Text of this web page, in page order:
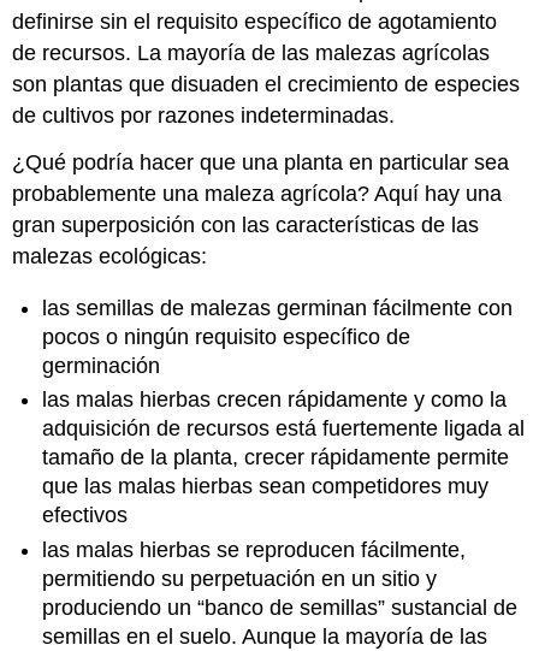
definirse sin el requisito específico de agotamiento
de recursos. La mayoría de las malezas agrícolas
son plantas que disuaden el crecimiento de especies
de cultivos por razones indeterminadas.
¿Qué podría hacer que una planta en particular sea
probablemente una maleza agrícola? Aquí hay una
gran superposición con las características de las
malezas ecológicas:
las semillas de malezas germinan fácilmente con
pocos o ningún requisito específico de
germinación
las malas hierbas crecen rápidamente y como la
adquisición de recursos está fuertemente ligada al
tamaño de la planta, crecer rápidamente permite
que las malas hierbas sean competidores muy
efectivos
las malas hierbas se reproducen fácilmente,
permitiendo su perpetuación en un sitio y
produciendo un “banco de semillas” sustancial de
semillas en el suelo. Aunque la mayoría de las